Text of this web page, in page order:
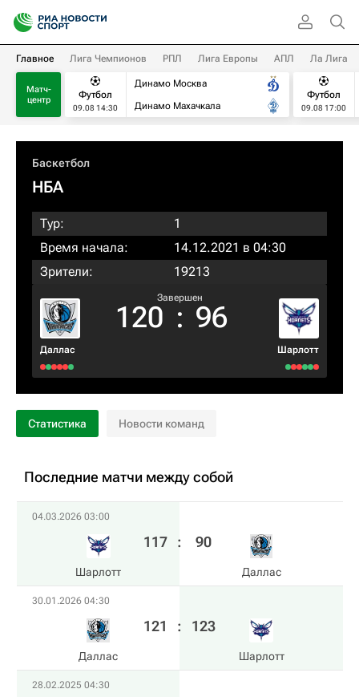
Главное Лига Чемпионов РПЛ Лига Европы АПЛ Ла Лига
Матч-
центр
Футбол
09.08 14:30
Динамо Москва
Динамо Махачкала
Футбол
09.08 17:00
Баскетбол
НБА
Тур:
1
Время начала:
14.12.2021 в 04:30
Зрители:
19213
Даллас
Завершен
120 : 96
Шарлотт
Статистика Новости команд
Последние матчи между собой
04.03.2026 03:00
Шарлотт
117 : 90
Даллас
30.01.2026 04:30
Даллас
121 : 123
Шарлотт
28.02.2025 04:30